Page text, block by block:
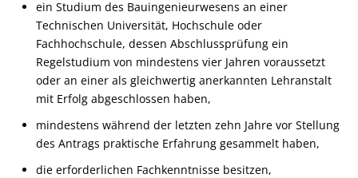
ein Studium des Bauingenieurwesens an einer
Technischen Universität, Hochschule oder
Fachhochschule, dessen Abschlussprüfung ein
Regelstudium von mindestens vier Jahren voraussetzt
oder an einer als gleichwertig anerkannten Lehranstalt
mit Erfolg abgeschlossen haben,
mindestens während der letzten zehn Jahre vor Stellung
des Antrags praktische Erfahrung gesammelt haben,
die erforderlichen Fachkenntnisse besitzen,